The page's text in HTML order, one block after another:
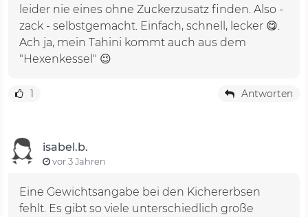
leider nie eines ohne Zuckerzusatz finden. Also -
zack - selbstgemacht. Einfach, schnell, lecker 😋.
Ach ja, mein Tahini kommt auch aus dem
"Hexenkessel" 😉
1 Antworten
isabel.b.
vor 3 Jahren
Eine Gewichtsangabe bei den Kichererbsen
fehlt. Es gibt so viele unterschiedlich große